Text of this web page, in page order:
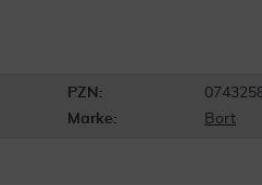
PZN:
Marke: Bort